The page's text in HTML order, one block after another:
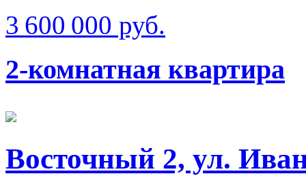
3 600 000 руб.
2-комнатная квартира
Восточный 2, ул.